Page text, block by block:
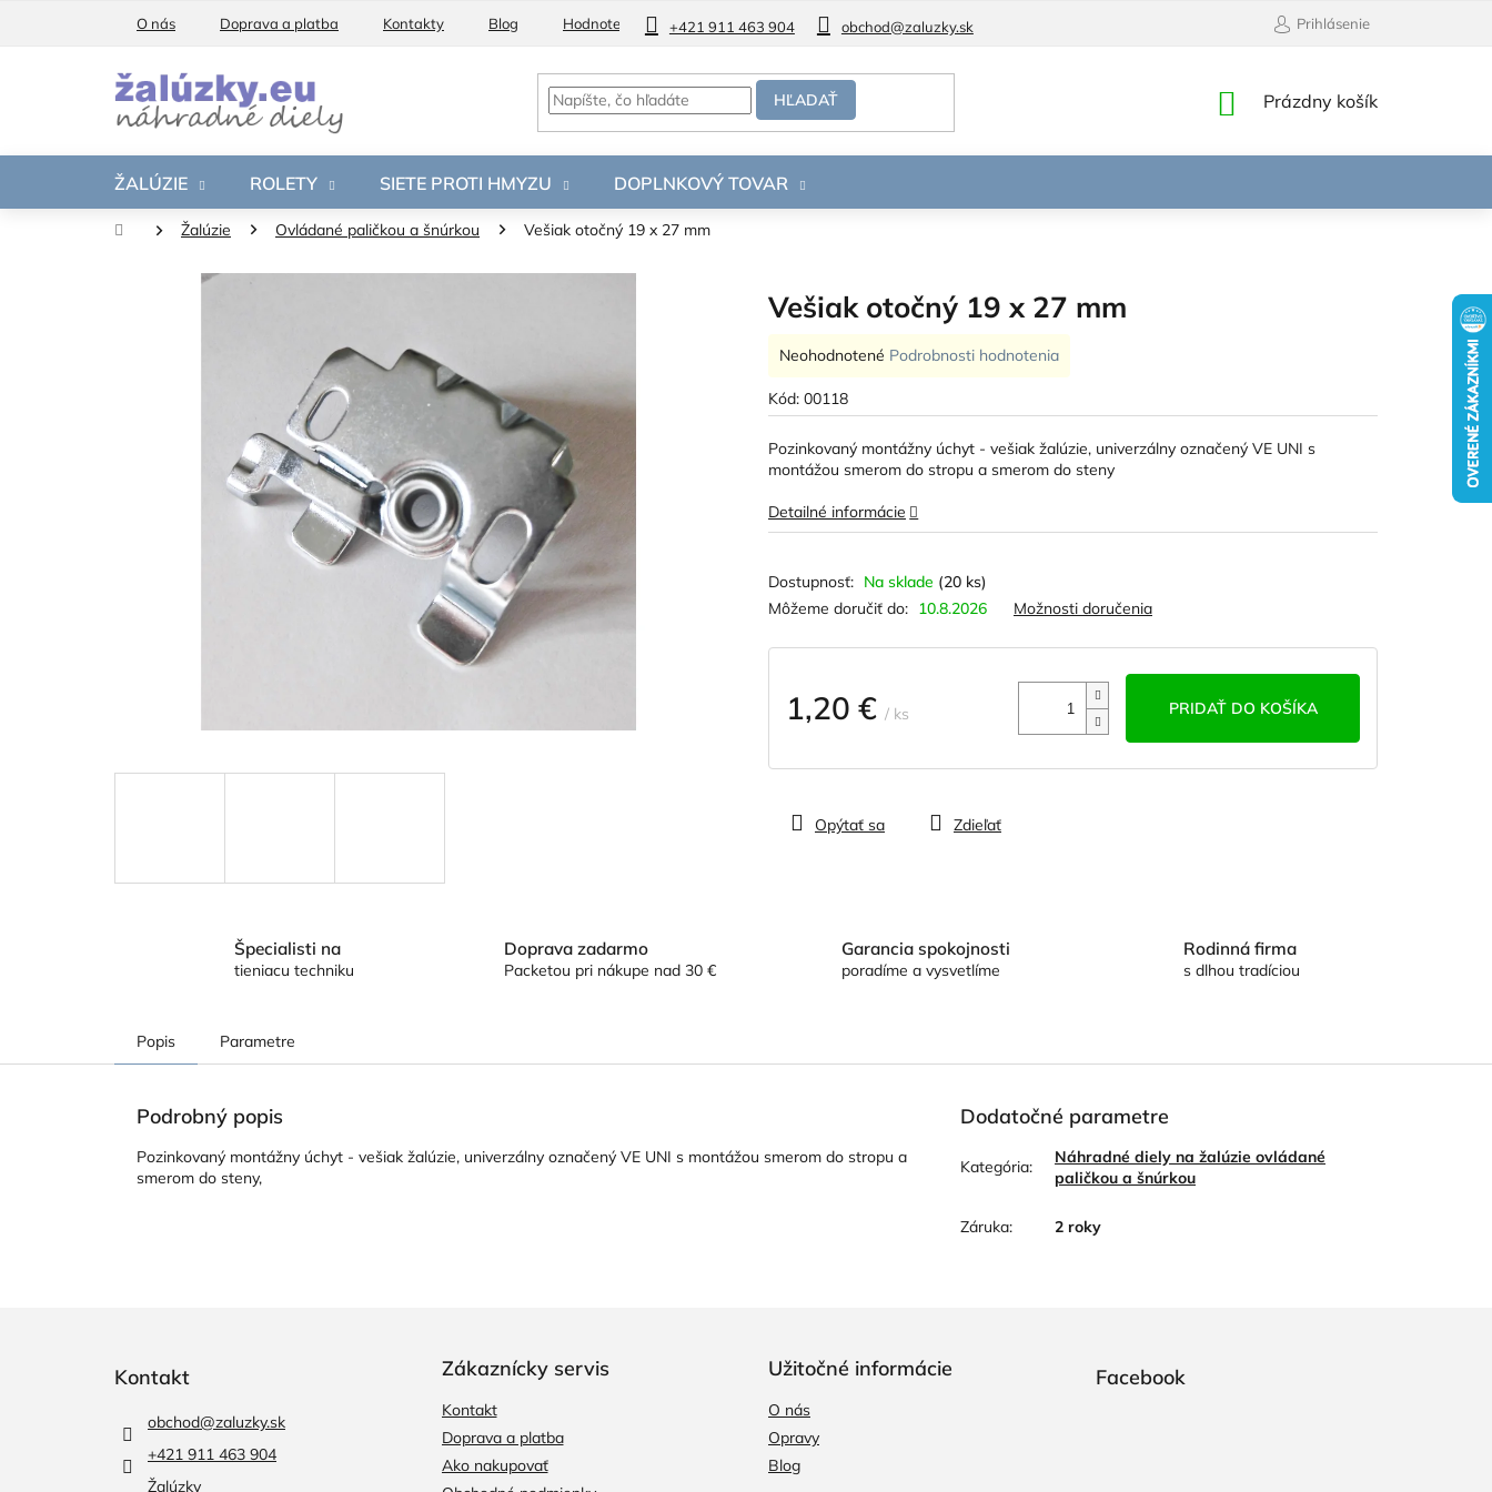
+421 911 463 904 obchod@zaluzky.sk
O nás Doprava a platba Kontakty Blog Hodnotenie obchodu Prihlásenie
HĽADAŤ
NÁKUPNÝ
Prázdny košík
ŽALÚZIE ROLETY SIETE PROTI HMYZU DOPLNKOVÝ TOVAR
DomovŽalúzie Ovládané paličkou a šnúrkou Vešiak otočný 19 x 27 mm
Vešiak otočný 19 x 27 mm
Kód: 00118
Na sklade (20 ks)
Môžeme doručiť do: 10.8.2026 Možnosti doručenia
1,20 € / ks
cena:
PRIDAŤ DO KOŠÍKA
Pozinkovaný montážny úchyt - vešiak žalúzie, univerzálny označený VE UNI s
montážou smerom do stropu a smerom do steny
Detailné informácie
Opýtať sa Zdieľať
Priemerné
produktu
je
0,0
z
5
hviezdičiek.
Neohodnotené Podrobnosti hodnotenia
Špecialisti na
tieniacu techniku
Doprava zadarmo
Packetou pri nákupe nad 30 €
Garancia spokojnosti
poradíme a vysvetlíme
Rodinná firma
s dlhou tradíciou
Popis Parametre
Podrobný popis
Pozinkovaný montážny úchyt - vešiak žalúzie, univerzálny označený VE UNI s montážou smerom do stropu a
smerom do steny,
Dodatočné parametre
Kategória:
Náhradné diely na žalúzie ovládané
paličkou a šnúrkou
Záruka: 2 roky
Kontakt
obchod@zaluzky.sk
+421 911 463 904
Žalúzky
Zákaznícky servis
Kontakt
Doprava a platba
Ako nakupovať
Užitočné informácie
O nás
Opravy
Blog
Facebook